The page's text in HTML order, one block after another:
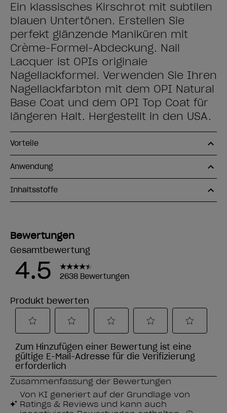
Ein klassisches Kirschrot mit subtilen
blauen Untertönen. Erstellen Sie
perfekt glänzende Maniküren mit
Crème-Formel-Abdeckung. Nail
Lacquer ist OPIs originale
Nagellackformel. Verwenden Sie Ihren
Nagellackfarbton mit dem OPI Natural
Base Coat und dem OPI Top Coat für
längeren Halt. Hergestellt in den USA.
Vorteile
Anwendung
Inhaltsstoffe